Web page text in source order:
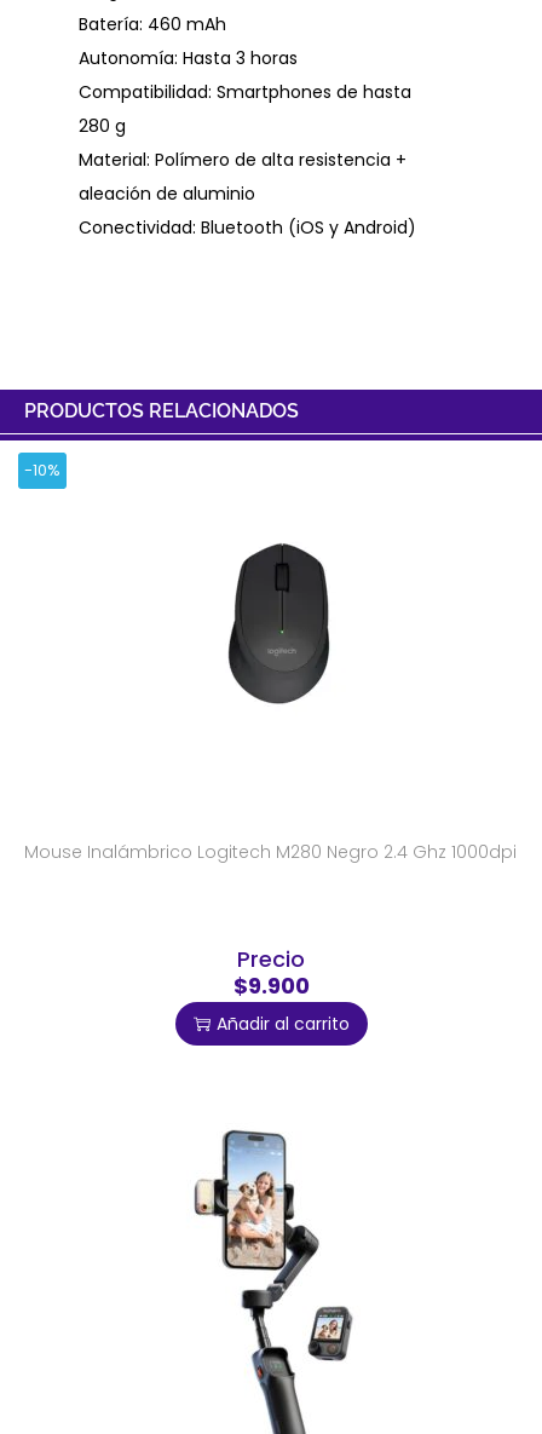
Batería: 460 mAh
Autonomía: Hasta 3 horas
Compatibilidad: Smartphones de hasta
280 g
Material: Polímero de alta resistencia +
aleación de aluminio
Conectividad: Bluetooth (iOS y Android)
PRODUCTOS RELACIONADOS
-10%
Mouse Inalámbrico Logitech M280 Negro 2.4 Ghz 1000dpi
Precio
$9.900
Añadir al carrito